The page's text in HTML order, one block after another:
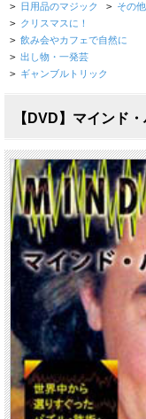
> 日用品のマジック > その
> クリスマスに！
> 飲み会やカフェで自然に
> 出し物・一発芸
> ギャンブルトリック
【DVD】マインド